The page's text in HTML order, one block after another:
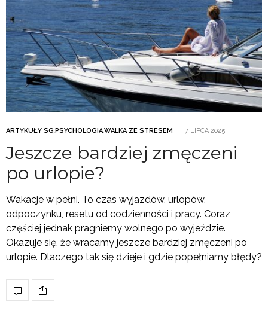
ARTYKUŁY SG,PSYCHOLOGIA,WALKA ZE STRESEM 7 LIPCA 2025
Jeszcze bardziej zmęczeni
po urlopie?
Wakacje w pełni. To czas wyjazdów, urlopów,
odpoczynku, resetu od codzienności i pracy. Coraz
częściej jednak pragniemy wolnego po wyjeździe.
Okazuje się, że wracamy jeszcze bardziej zmęczeni po
urlopie. Dlaczego tak się dzieje i gdzie popełniamy błędy?